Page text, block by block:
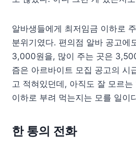
알바생들에게 최저임금 이하로
분위기였다. 편의점 알바 공고에
3,000원을, 많이 주는 곳은
즘은 아르바이트 모집 공고의 시
고 적혀있던데, 아직도 잘 모르
이하로 부려 먹는지는 모를 일이
한 통의 전화